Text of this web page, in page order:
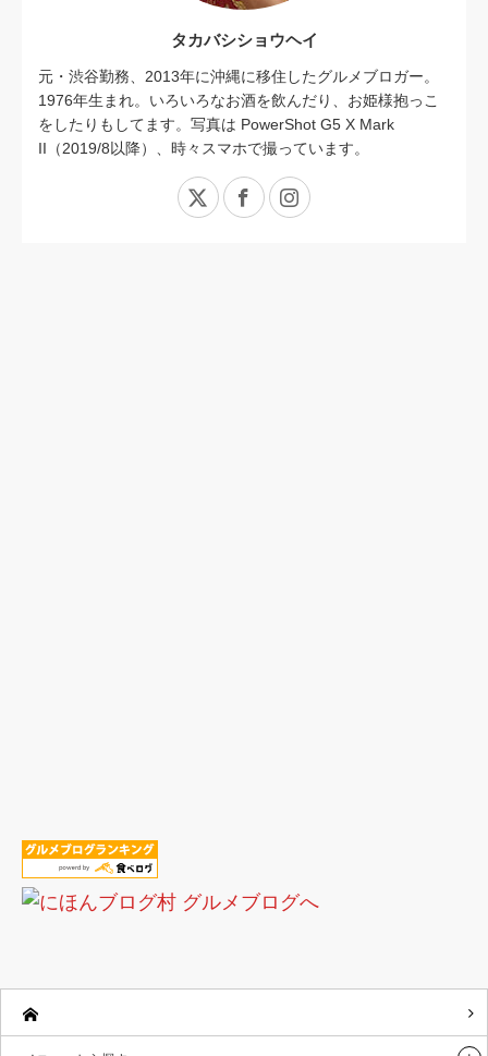
タカバシショウヘイ
元・渋谷勤務、2013年に沖縄に移住したグルメブロガー。
1976年生まれ。いろいろなお酒を飲んだり、お姫様抱っこ
をしたりもしてます。写真は PowerShot G5 X Mark
II（2019/8以降）、時々スマホで撮っています。
X FacebookInstagram